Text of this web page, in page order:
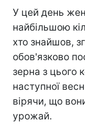
У цей день
найбільшою
хто знайшов,
обов'язково
зерна з цього
наступної
вірячи, що
урожай.